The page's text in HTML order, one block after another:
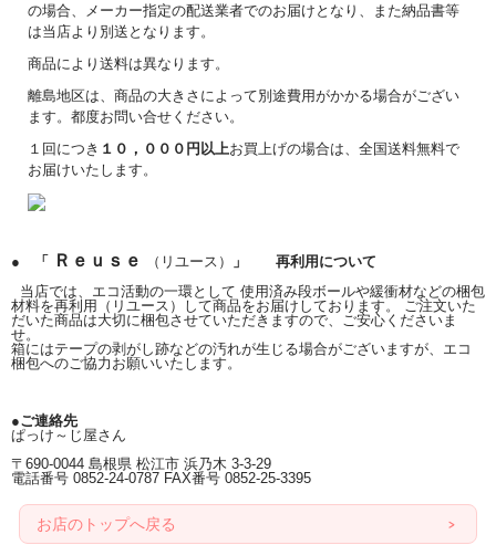
の場合、メーカー指定の配送業者でのお届けとなり、また納品書等
は当店より別送となります。
商品により送料は異なります。
離島地区は、商品の大きさによって別途費用がかかる場合がござい
ます。都度お問い合せください。
１回につき １０，０００円以上お買上げの場合は、全国送料無料で
お届けいたします。
● 「 Ｒｅｕｓｅ （リユース）
」 再利用について
当店では、エコ活動の一環として 使用済み段ボールや緩衝材などの梱包
材料を再利用（リユース）して商品をお届けしております。 ご注文いた
だいた商品は大切に梱包させていただきますので、ご安心くださいま
せ。
箱にはテープの剥がし跡などの汚れが生じる場合がございますが、エコ
梱包へのご協力お願いいたします。
●ご連絡先
ぱっけ～じ屋さん
〒690-0044 島根県 松江市 浜乃木 3-3-29
電話番号 0852-24-0787 FAX番号 0852-25-3395
お店のトップへ戻る